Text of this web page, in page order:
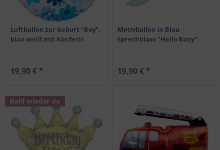
Luftballon zur Geburt "Boy",
blau-weiß mit Konfetti
19,90 € *
Motivballon in Blau
Sprechblase "Hello Baby"
19,90 € *
Bald wieder da